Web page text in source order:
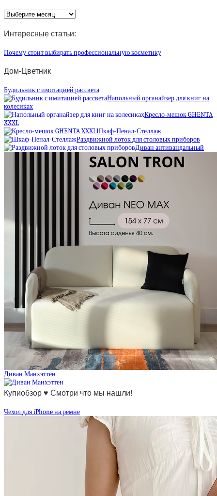
Архив
статей
Интересные статьи:
Почему стоит выбирать профессиональную косметику
Дом-Цветник
Будильник с имитацией рассвета
Напольный органайзер для книг на
колесиках
Кресло-мешок GHENTA
XXXL
Шкаф-Пенал-Стеллаж
Раздвижной лоток для столовых приборов
Диван антивандальный
Диван Манхэттен
Купиобзор ♥ Смотри что мы нашли!
Чехол для iPhone на ремне